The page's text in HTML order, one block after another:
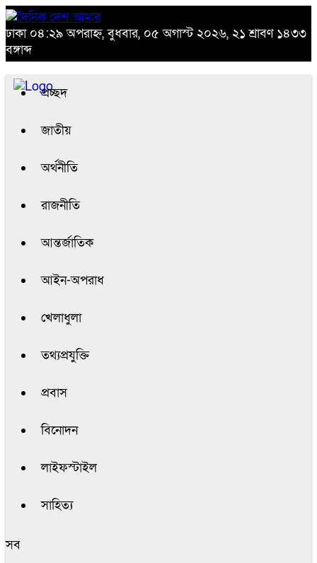
ঢাকা ০৪:২৯ অপরাহ্ন, বুধবার, ০৫ অগাস্ট ২০২৬, ২১ শ্রাবণ ১৪৩৩
বঙ্গাব্দ
প্রচ্ছদ
জাতীয়
অর্থনীতি
রাজনীতি
আন্তর্জাতিক
আইন-অপরাধ
খেলাধুলা
তথ্যপ্রযুক্তি
প্রবাস
বিনোদন
লাইফস্টাইল
সাহিত্য
সব